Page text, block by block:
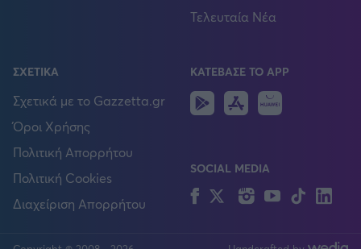
Τελευταία Νέα
ΣΧΕΤΙΚΑ
Σχετικά με το Gazzetta.gr
Όροι Χρήσης
Πολιτική Απορρήτου
Πολιτική Cookies
Διαχείριση Απορρήτου
ΚΑΤΕΒΑΣΕ ΤΟ APP
Android
IOS
SOCIAL MEDIA
FacebookTwitterInstagram
YouTubeTikTok